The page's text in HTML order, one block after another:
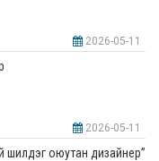
2026-05-11
2026-05-11
оюутан дизайнер”